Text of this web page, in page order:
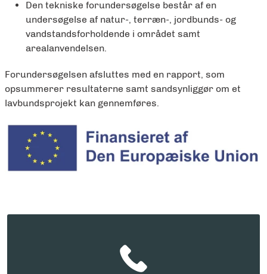
Den tekniske forundersøgelse består af en
undersøgelse af natur-, terræn-, jordbunds- og
vandstandsforholdende i området samt
arealanvendelsen.
Forundersøgelsen afsluttes med en rapport, som
opsummerer resultaterne samt sandsynliggør om et
lavbundsprojekt kan gennemføres.